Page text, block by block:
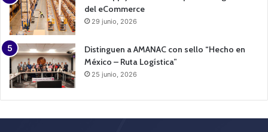
del eCommerce
29 junio, 2026
Distinguen a AMANAC con sello “Hecho en
México – Ruta Logística”
25 junio, 2026